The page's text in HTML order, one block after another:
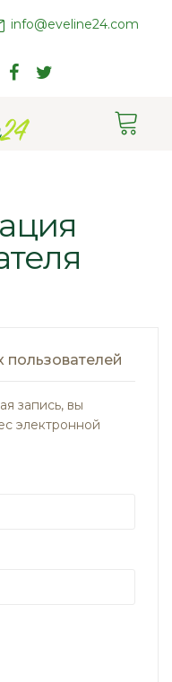
info@eveline24.com
запись, вы
электронной